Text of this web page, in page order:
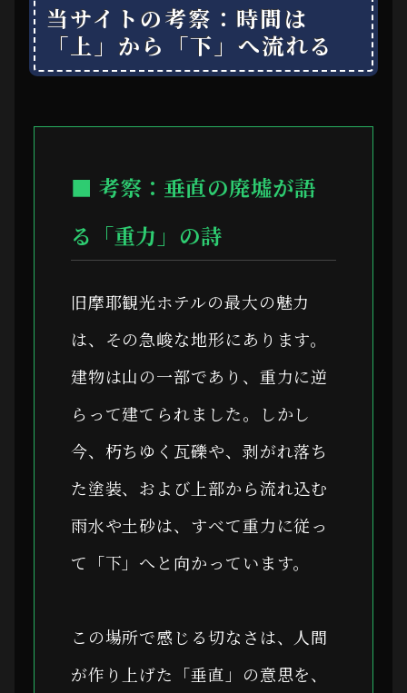
当サイトの考察：時間は
「上」から「下」へ流れる
■ 考察：垂直の廃墟が語
る「重力」の詩
旧摩耶観光ホテルの最大の魅力
は、その急峻な地形にあります。
建物は山の一部であり、重力に逆
らって建てられました。しかし
今、朽ちゆく瓦礫や、剥がれ落ち
た塗装、および上部から流れ込む
雨水や土砂は、すべて重力に従っ
て「下」へと向かっています。
この場所で感じる切なさは、人間
が作り上げた「垂直」の意思を、